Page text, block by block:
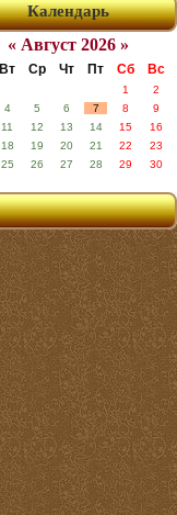
Календарь
« Август 2026 »
Вт Ср Чт Пт Сб Вс
1
2
4 5 6 7 8
9
11 12 13 14 15
16
18 19 20 21 22
23
25 26 27 28 29
30